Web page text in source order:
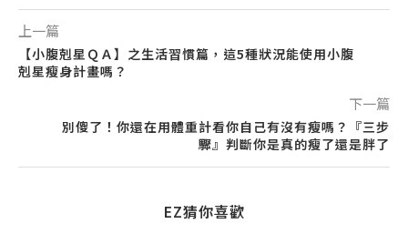
上一篇
【小腹剋星ＱＡ】之生活習慣篇，這5種狀況能使用小腹
剋星瘦身計畫嗎？
下一篇
別傻了！你還在用體重計看你自己有沒有瘦嗎？『三步
驟』判斷你是真的瘦了還是胖了
EZ猜你喜歡